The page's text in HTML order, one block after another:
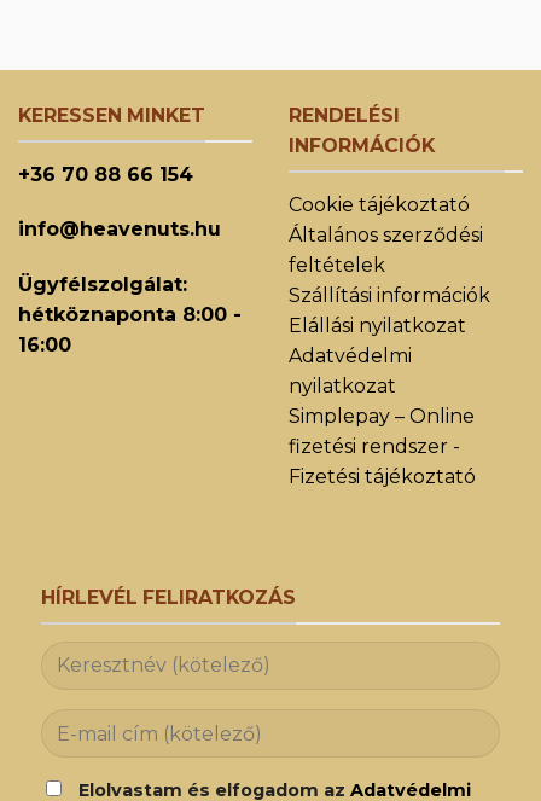
KERESSEN MINKET
+36 70 88 66 154
info@heavenuts.hu
Ügyfélszolgálat:
hétköznaponta 8:00 -
16:00
RENDELÉSI
INFORMÁCIÓK
Cookie tájékoztató
Általános szerződési
feltételek
Szállítási információk
Elállási nyilatkozat
Adatvédelmi
nyilatkozat
Simplepay – Online
fizetési rendszer -
Fizetési tájékoztató
HÍRLEVÉL FELIRATKOZÁS
Elolvastam és elfogadom az Adatvédelmi